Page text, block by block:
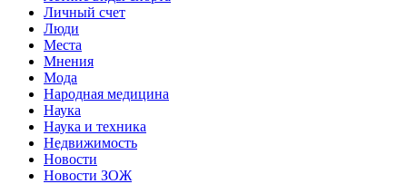
Личный счет
Люди
Места
Мнения
Мода
Народная медицина
Наука
Наука и техника
Недвижимость
Новости
Новости ЗОЖ